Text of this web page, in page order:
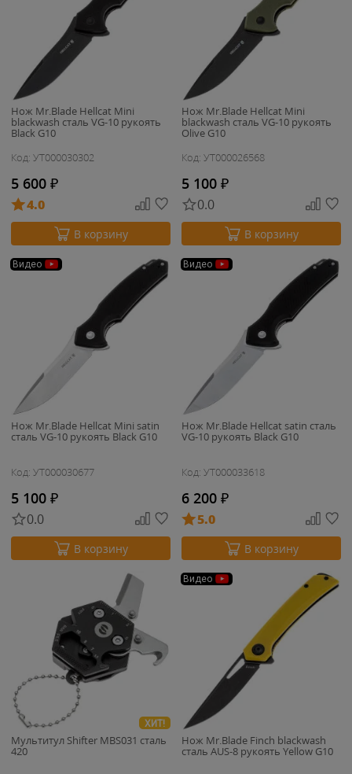
Нож Mr.Blade Hellcat Mini
blackwash сталь VG-10 рукоять
Black G10
Код: УТ000030302
5 600 ₽
4.0
В корзину
Нож Mr.Blade Hellcat Mini
blackwash сталь VG-10 рукоять
Olive G10
Код: УТ000026568
5 100 ₽
0.0
В корзину
Видео
Нож Mr.Blade Hellcat Mini satin
сталь VG-10 рукоять Black G10
Код: УТ000030677
5 100 ₽
0.0
В корзину
Видео
Нож Mr.Blade Hellcat satin сталь
VG-10 рукоять Black G10
Код: УТ000033618
6 200 ₽
5.0
В корзину
ХИТ!
Мультитул Shifter MBS031 сталь
420
Видео
Нож Mr.Blade Finch blackwash
сталь AUS-8 рукоять Yellow G10